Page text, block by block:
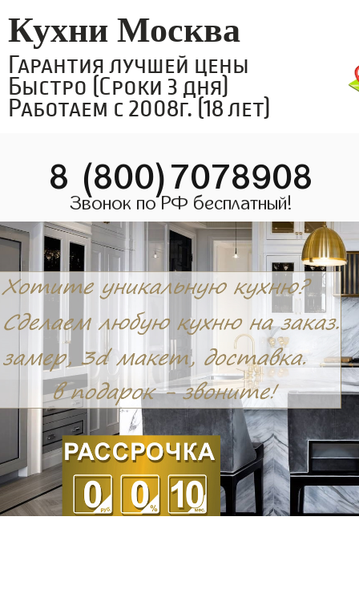
Кухни Москва
Гарантия лучшей цены
Быстро (Сроки 3 дня)
Работаем с 2008г. (18 лет)
8 (800)7078908
Звонок по РФ бесплатный!